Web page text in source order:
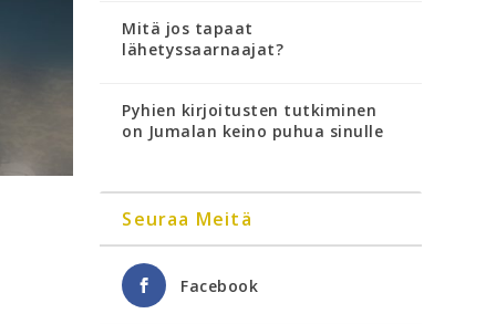
Mitä jos tapaat
lähetyssaarnaajat?
Pyhien kirjoitusten tutkiminen
on Jumalan keino puhua sinulle
Seuraa Meitä
Facebook